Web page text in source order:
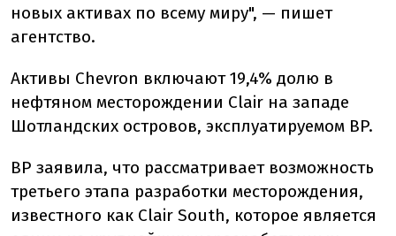
новых активах по всему миру", — пишет
агентство.
Активы Chevron включают 19,4% долю в
нефтяном месторождении Clair на западе
Шотландских островов, эксплуатируемом BP.
BP заявила, что рассматривает возможность
третьего этапа разработки месторождения,
известного как Clair South, которое является